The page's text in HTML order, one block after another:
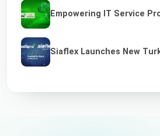
Empowering IT Service
Siaflex Launches New